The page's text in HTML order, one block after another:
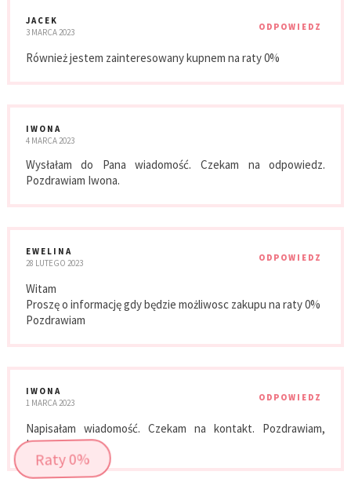
JACEK
3 MARCA 2023
ODPOWIEDZ
Również jestem zainteresowany kupnem na raty 0%
IWONA
4 MARCA 2023
Wysłałam do Pana wiadomość. Czekam na odpowiedz.
Pozdrawiam Iwona.
EWELINA
28 LUTEGO 2023
ODPOWIEDZ
Witam
Proszę o informację gdy będzie możliwosc zakupu na raty 0%
Pozdrawiam
IWONA
1 MARCA 2023
ODPOWIEDZ
Napisałam wiadomość. Czekam na kontakt. Pozdrawiam,
Iwona.
Raty 0%